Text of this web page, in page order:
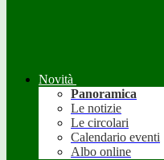
Novità
Panoramica
Le notizie
Le circolari
Calendario eventi
Albo online